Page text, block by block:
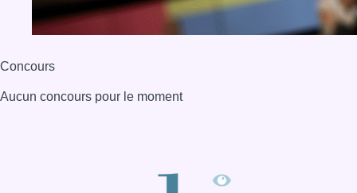
Concours
Aucun concours pour le moment